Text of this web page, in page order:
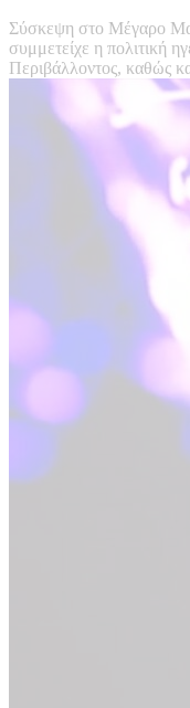
Σύσκεψη στο Μέγαρο
συμμετείχε η πολιτική
Περιβάλλοντος, καθώς